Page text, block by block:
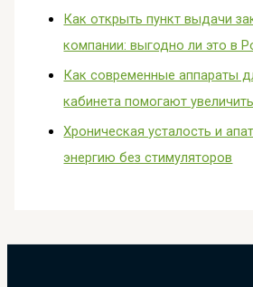
Как открыть пункт выдачи
компании: выгодно ли это в
Как современные аппараты
кабинета помогают
Хроническая усталость и
энергию без стимуляторов